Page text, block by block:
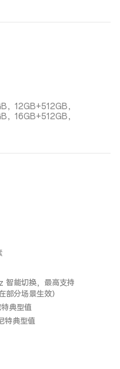
，12GB+512GB，
，16GB+512GB，
能切换，最高支持
分场景生效）
典型值
特典型值